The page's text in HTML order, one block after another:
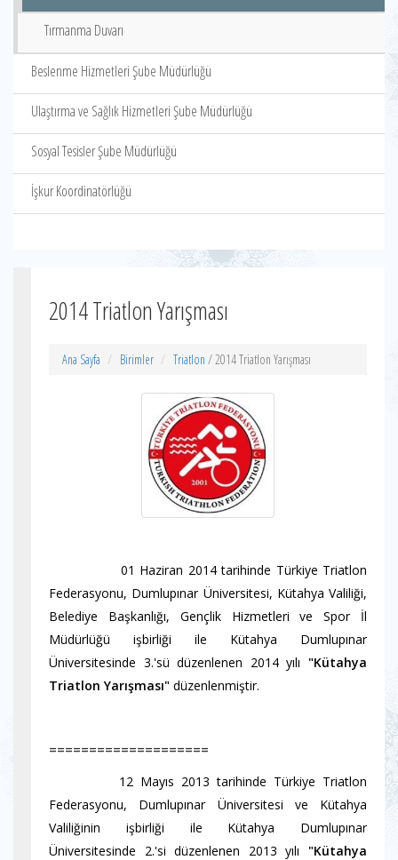
Tırmanma Duvarı
Beslenme Hizmetleri Şube Müdürlüğü
Ulaştırma ve Sağlık Hizmetleri Şube Müdürlüğü
Sosyal Tesisler Şube Müdürlüğü
İşkur Koordinatörlüğü
2014 Triatlon Yarışması
Ana Sayfa Birimler Triatlon / 2014 Triatlon Yarışması
01 Haziran 2014 tarihinde Türkiye Triatlon
Federasyonu, Dumlupınar Üniversitesi, Kütahya Valiliği,
Belediye Başkanlığı, Gençlik Hizmetleri ve Spor İl
Müdürlüğü işbirliği ile Kütahya Dumlupınar
Üniversitesinde 3.'sü düzenlenen 2014 yılı "Kütahya
Triatlon Yarışması" düzenlenmiştir.
====================
12 Mayıs 2013 tarihinde Türkiye Triatlon
Federasyonu, Dumlupınar Üniversitesi ve Kütahya
Valiliğinin işbirliği ile Kütahya Dumlupınar
Üniversitesinde 2.'si düzenlenen 2013 yılı "Kütahya